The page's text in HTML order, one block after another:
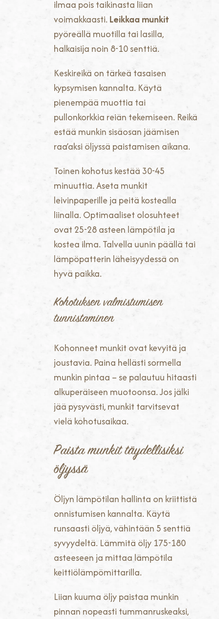
ilmaa pois taikinasta liian
voimakkaasti. Leikkaa munkit
pyöreällä muotilla tai lasilla,
halkaisija noin 8-10 senttiä.
Keskireikä on tärkeä tasaisen
kypsymisen kannalta. Käytä
pienempää muottia tai
pullonkorkkia reiän tekemiseen. Reikä
estää munkin sisäosan jäämisen
raa’aksi öljyssä paistamisen aikana.
Toinen kohotus kestää 30-45
minuuttia. Aseta munkit
leivinpaperille ja peitä kostealla
liinalla. Optimaaliset olosuhteet
ovat 25-28 asteen lämpötila ja
kostea ilma. Talvella uunin päällä tai
lämpöpatterin läheisyydessä on
hyvä paikka.
Kohotuksen valmistumisen
tunnistaminen
Kohonneet munkit ovat kevyitä ja
joustavia. Paina hellästi sormella
munkin pintaa – se palautuu hitaasti
alkuperäiseen muotoonsa. Jos jälki
jää pysyvästi, munkit tarvitsevat
vielä kohotusaikaa.
Paista munkit täydellisiksi
öljyssä
Öljyn lämpötilan hallinta on kriittistä
onnistumisen kannalta. Käytä
runsaasti öljyä, vähintään 5 senttiä
syvyydeltä. Lämmitä öljy 175-180
asteeseen ja mittaa lämpötila
keittiölämpömittarilla.
Liian kuuma öljy paistaa munkin
pinnan nopeasti tummanruskeaksi,